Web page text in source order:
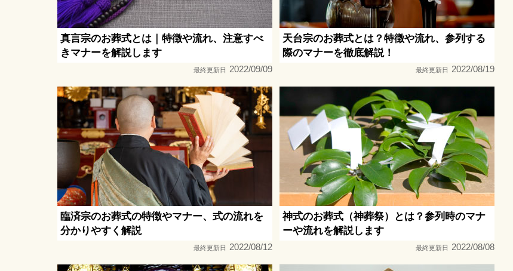
真言宗のお葬式とは｜特徴や流れ、注意すべ
きマナーを解説します
最終更新日 2022/09/09
天台宗のお葬式とは？特徴や流れ、参列する
際のマナーを徹底解説！
最終更新日 2022/08/19
臨済宗のお葬式の特徴やマナー、式の流れを
分かりやすく解説
最終更新日 2022/08/12
神式のお葬式（神葬祭）とは？参列時のマナ
ーや流れを解説します
最終更新日 2022/08/08